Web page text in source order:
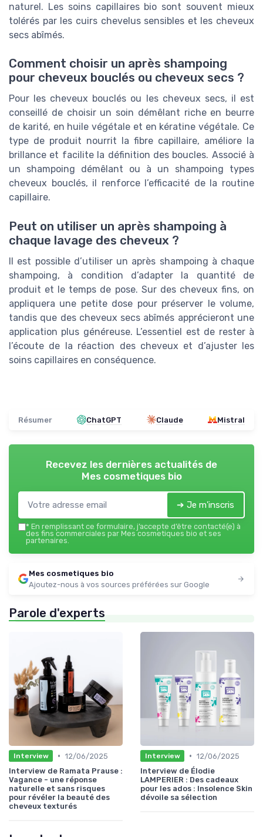
naturel. Les soins capillaires bio sont souvent mieux
tolérés par les cuirs chevelus sensibles et les cheveux
secs abîmés.
Comment choisir un après shampoing
pour cheveux bouclés ou cheveux secs ?
Pour les cheveux bouclés ou les cheveux secs, il est
conseillé de choisir un soin démêlant riche en beurre
de karité, en huile végétale et en kératine végétale. Ce
type de produit nourrit la fibre capillaire, améliore la
brillance et facilite la définition des boucles. Associé à
un shampoing démêlant ou à un shampoing types
cheveux bouclés, il renforce l’efficacité de la routine
capillaire.
Peut on utiliser un après shampoing à
chaque lavage des cheveux ?
Il est possible d’utiliser un après shampoing à chaque
shampoing, à condition d’adapter la quantité de
produit et le temps de pose. Sur des cheveux fins, on
appliquera une petite dose pour préserver le volume,
tandis que des cheveux secs abîmés apprécieront une
application plus généreuse. L’essentiel est de rester à
l’écoute de la réaction des cheveux et d’ajuster les
soins capillaires en conséquence.
Résumer ChatGPT Claude Mistral
Recevez les dernières actualités de
Mes cosmetiques bio
➔ Je m'inscris
* En remplissant ce formulaire, j’accepte d’être contacté(e) à
des fins commerciales par Mes cosmetiques bio et ses
partenaires.
Mes cosmetiques bio
Ajoutez-nous à vos sources préférées sur Google
Parole d'experts
Interview • 12/06/2025
Interview de Ramata Prause :
Vagance - une réponse
naturelle et sans risques
pour révéler la beauté des
cheveux texturés
Interview • 12/06/2025
Interview de Élodie
LAMPERIER : Des cadeaux
pour les ados : Insolence Skin
dévoile sa sélection